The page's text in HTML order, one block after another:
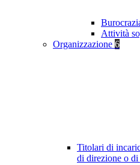
Attività
Organizzazione 6
Titolari di
di direzione o